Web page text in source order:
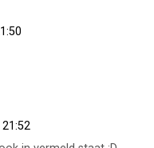
deze morgen! :)
eerste comment anders
blij mee! Ze hebben mijn